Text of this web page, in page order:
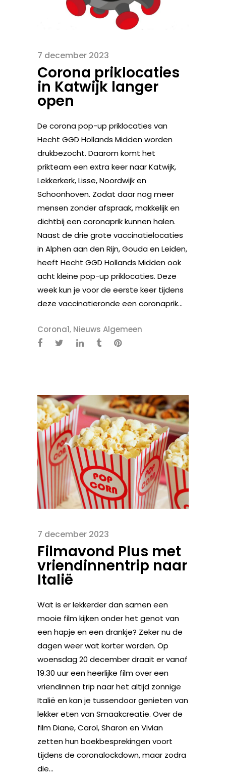
7 december 2023
Corona priklocaties
in Katwijk langer
open
De corona pop-up priklocaties van
Hecht GGD Hollands Midden worden
drukbezocht. Daarom komt het
prikteam een extra keer naar Katwijk,
Lekkerkerk, Lisse, Noordwijk en
Schoonhoven. Zodat daar nog meer
mensen zonder afspraak, makkelijk en
dichtbij een coronaprik kunnen halen.
Naast de drie grote vaccinatielocaties
in Alphen aan den Rijn, Gouda en Leiden,
heeft Hecht GGD Hollands Midden ook
acht kleine pop-up priklocaties. Deze
week kun je voor de eerste keer tijdens
deze vaccinatieronde een coronaprik...
Corona1, Nieuws Algemeen
7 december 2023
Filmavond Plus met
vriendinnentrip naar
Italië
Wat is er lekkerder dan samen een
mooie film kijken onder het genot van
een hapje en een drankje? Zeker nu de
dagen weer wat korter worden. Op
woensdag 20 december draait er vanaf
19.30 uur een heerlijke film over een
vriendinnen trip naar het altijd zonnige
Italië en kan je tussendoor genieten van
lekker eten van Smaakcreatie. Over de
film Diane, Carol, Sharon en Vivian
zetten hun boekbesprekingen voort
tijdens de coronalockdown, maar zodra
die...